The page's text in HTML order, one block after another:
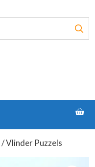
/ Vlinder Puzzels